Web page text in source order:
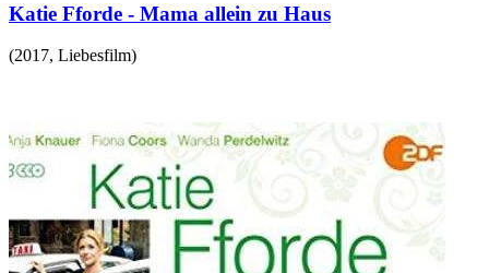
Katie Fforde - Mama allein zu Haus
(2017, Liebesfilm)